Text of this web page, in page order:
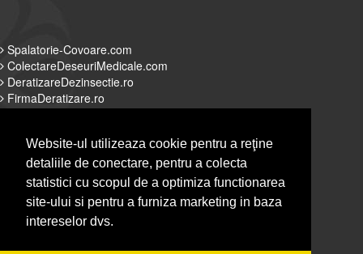
Website-ul utilizeaza cookie pentru a reţine
detaliile de conectare, pentru a colecta
statistici cu scopul de a optimiza functionarea
site-ului si pentru a furniza marketing in baza
intereselor dvs.
Spalatorie-Covoare.com
ColectareDeseuriMedicale.com
DeratizareDezinsectie.ro
FirmaDeratizare.ro
Alpinist-Utilitar.com
Servicii-DDD.com
Spalatorie-Curatatorie.com
Spalatorie-Curatatorie.ro